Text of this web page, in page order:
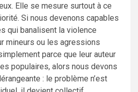
Elle se mesure surtout à ce
Si nous devenons capables
qui banalisent la violence
mineurs ou les agressions
parce que leur auteur
populaires, alors nous devons
: le problème n’est